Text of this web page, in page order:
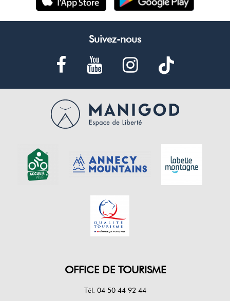
Suivez-nous
OFFICE DE TOURISME
Tél. 04 50 44 92 44